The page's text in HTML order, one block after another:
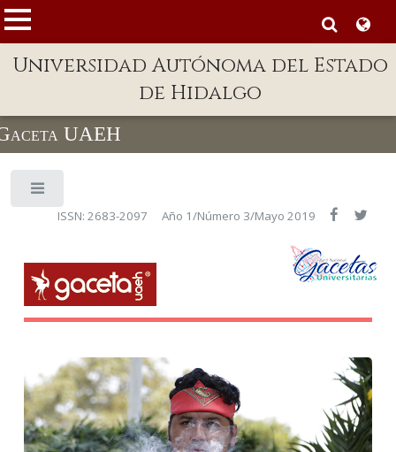
Enlaces
Directorio
Defensor Universitario
Patronato
Publicaciones en línea
Acreditación Internacional
Aspirantes
Personal
Universidad Autónoma del Estado
de Hidalgo
UAEH
ISSN: 2683-2097 Año 1/Número 3/Mayo 2019